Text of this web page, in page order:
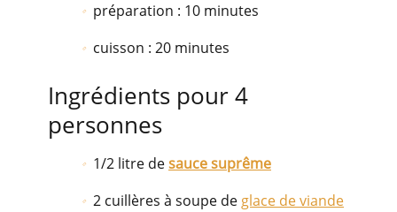
préparation : 10 minutes
cuisson : 20 minutes
Ingrédients pour 4
personnes
1/2 litre desauce suprême
2 cuillères à soupe de glace de viande